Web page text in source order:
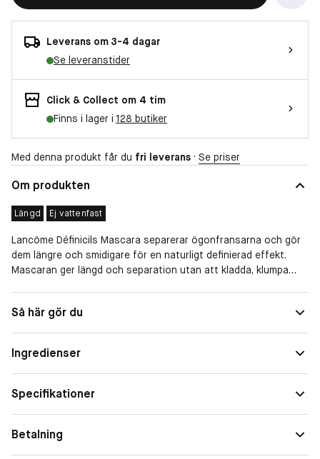
Leverans om 3-4 dagar
Se leveranstider
Click & Collect om 4 tim
Finns i lager i 128 butiker
Med denna produkt får du fri leverans · Se priser
Om produkten
Längd Ej vattenfast
Lancôme Définicils Mascara separerar ögonfransarna och gör
dem längre och smidigare för en naturligt definierad effekt.
Mascaran ger längd och separation utan att kladda, klumpa
testad under oftalmologisk kontroll. Passar känsliga ögon och
kontaktlinsbärare.
Så här gör du
Ingredienser
Specifikationer
Betalning